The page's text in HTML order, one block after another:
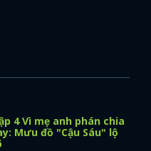
4 Vì mẹ anh phán chia
Mưu đồ "Cậu Sáu" lộ